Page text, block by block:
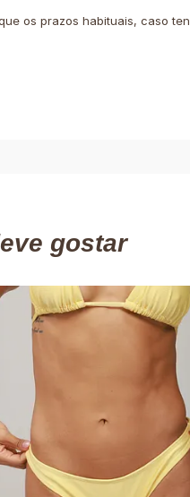
os prazos habituais, caso
gostar